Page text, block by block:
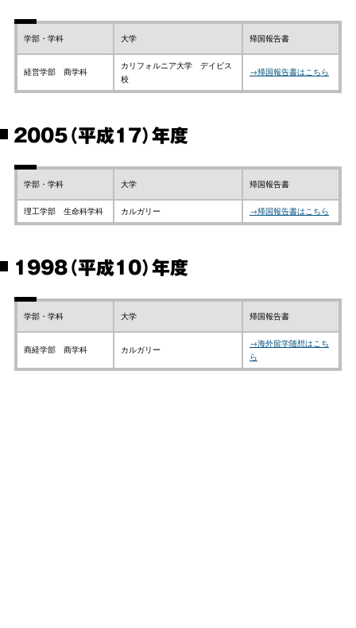
学部・学科 大学 帰国報告書
経営学部 商学科
カリフォルニア大学 デイビス
校
→帰国報告書はこちら
2005（平成17）年度
学部・学科 大学 帰国報告書
理工学部 生命科学科 カルガリー →帰国報告書はこちら
1998（平成10）年度
学部・学科 大学 帰国報告書
商経学部 商学科 カルガリー
→海外留学随想はこち
ら